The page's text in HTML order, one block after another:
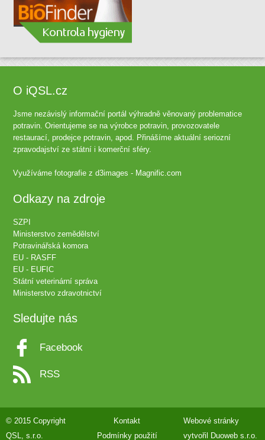
O iQSL.cz
Jsme nezávislý informační portál výhradně věnovaný problematice
potravin. Orientujeme se na výrobce potravin, provozovatele
restaurací, prodejce potravin, apod. Přinášíme aktuální seriozní
zpravodajství ze státní i komerční sféry.
Využíváme fotografie zd3images - Magnific.com
Odkazy na zdroje
SZPI
Ministerstvo zemědělství
Potravinářská komora
EU - RASFF
EU - EUFIC
Státní veterinární správa
Ministerstvo zdravotnictví
Sledujte nás
Facebook
RSS
© 2015 Copyright
QSL, s.r.o.
Kontakt
Podmínky použití
Webové stránky
vytvořil
Duoweb s.r.o.